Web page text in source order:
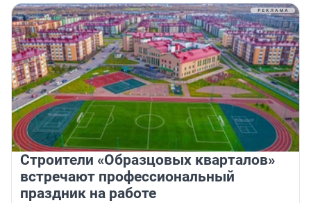
Строители «Образцовых кварталов»
встречают профессиональный
праздник на работе